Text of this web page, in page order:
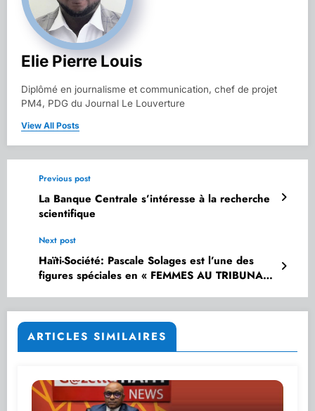
Elie Pierre Louis
Diplômé en journalisme et communication, chef de projet
PM4, PDG du Journal Le Louverture
View All Posts
Previous post
La Banque Centrale s’intéresse à la recherche
scientifique
Next post
Haïti-Société: Pascale Solages est l’une des
figures spéciales en « FEMMES AU TRIBUNAL
ARTICLES SIMILAIRES